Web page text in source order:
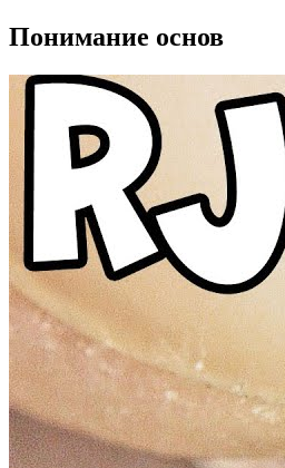
Понимание основ